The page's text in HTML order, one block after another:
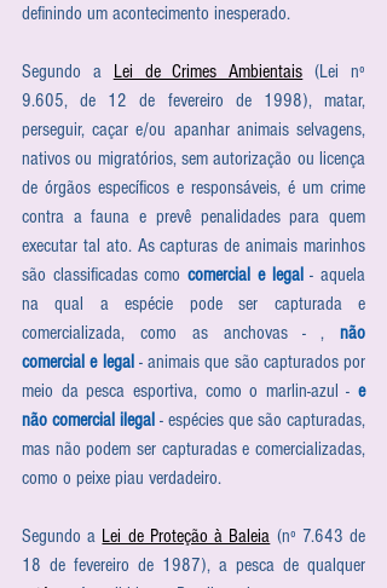
definindo um acontecimento inesperado.
Segundo a Lei de Crimes Ambientais (Lei nº
9.605, de 12 de fevereiro de 1998), matar,
perseguir, caçar e/ou apanhar animais selvagens,
nativos ou migratórios, sem autorização ou licença
de órgãos específicos e responsáveis, é um crime
contra a fauna e prevê penalidades para quem
executar tal ato. As capturas de animais marinhos
são classificadas como comercial e legal - aquela
na qual a espécie pode ser capturada e
comercializada, como as anchovas - , não
comercial e legal - animais que são capturados por
meio da pesca esportiva, como o marlin-azul - e
não comercial ilegal - espécies que são capturadas,
mas não podem ser capturadas e comercializadas,
como o peixe piau verdadeiro.
Segundo a Lei de Proteção à Baleia (nº 7.643 de